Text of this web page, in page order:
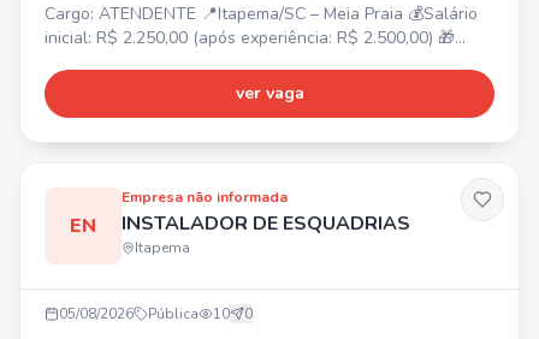
Cargo: ATENDENTE 📍Itapema/SC – Meia Praia 💰Salário
inicial: R$ 2.250,00 (após experiência: R$ 2.500,00) 🎁
noturno, Bonificação por metas, Gympass, 2 consultas
online com psicólogo/mês, Consulta nutricionista,
ver vaga
EN
Empresa não informada
INSTALADOR DE ESQUADRIAS
Itapema
05/08/2026 Pública 10 0